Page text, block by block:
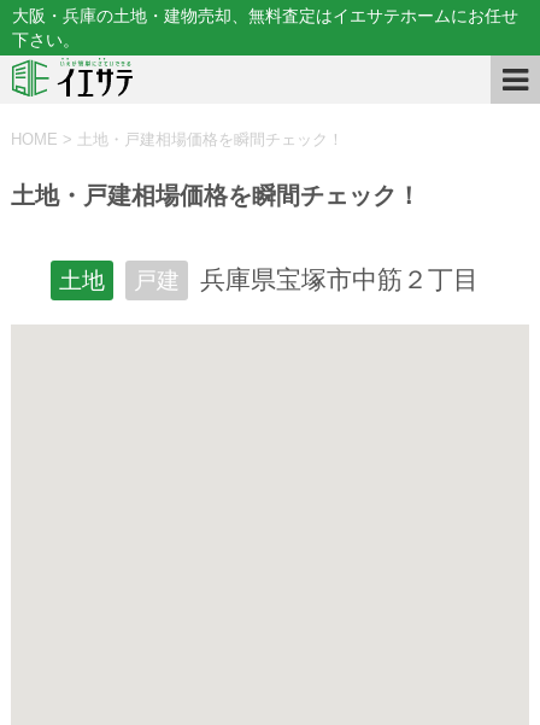
大阪・兵庫の土地・建物売却、無料査定はイエサテホームにお任せ
下さい。
HOME > 土地・戸建相場価格を瞬間チェック！
土地・戸建相場価格を瞬間チェック！
土地 戸建 兵庫県宝塚市中筋２丁目